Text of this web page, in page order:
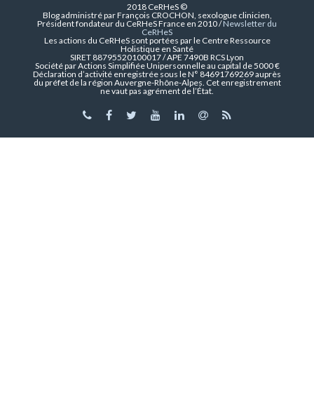
2018 CeRHeS ©
Blog administré par François CROCHON, sexologue clinicien,
Président fondateur du CeRHeS France en 2010 /Newsletter du
CeRHeS
Les actions du CeRHeS sont portées par le Centre Ressource
Holistique en Santé
SIRET 88795520100017 / APE 7490B RCS Lyon
Société par Actions Simplifiée Unipersonnelle au capital de 5000 €
Déclaration d’activité enregistrée sous le N° 84691769269 auprès
du préfet de la région Auvergne-Rhône-Alpes. Cet enregistrement
ne vaut pas agrément de l’État.